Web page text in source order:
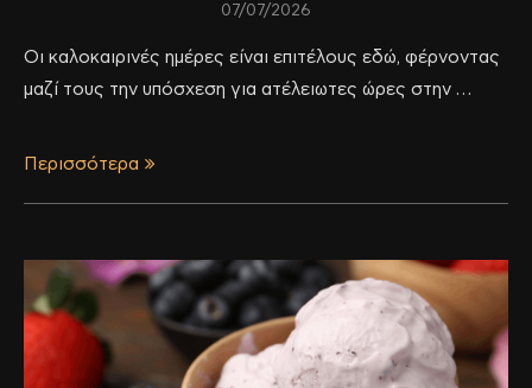
07/07/2026
Οι καλοκαιρινές ημέρες είναι επιτέλους εδώ, φέρνοντας
μαζί τους την υπόσχεση για ατέλειωτες ώρες στην …
Περισσότερα